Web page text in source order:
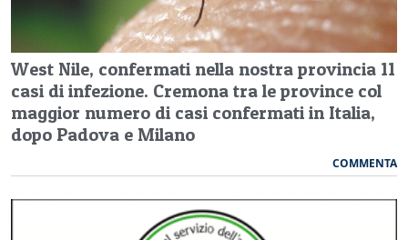
West Nile, confermati nella nostra provincia 11
casi di infezione. Cremona tra le province col
maggior numero di casi confermati in Italia,
dopo Padova e Milano
COMMENTA